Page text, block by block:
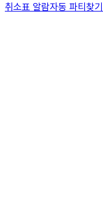
취소표 알람자동 파티찾기